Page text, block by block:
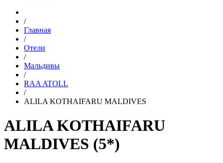
/
Главная
/
Отели
/
Мальдивы
/
RAA ATOLL
/
ALILA KOTHAIFARU MALDIVES
ALILA KOTHAIFARU
MALDIVES (5*)